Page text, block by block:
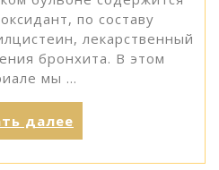
по составу
лекарственный
бронхита. В этом
мы …
далее
согревающих
зимних